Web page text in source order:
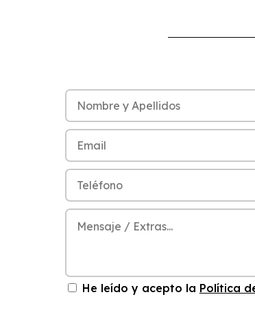
He leído y acepto la Política